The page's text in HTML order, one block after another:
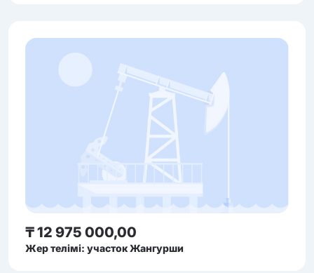
₸ 12 975 000,00
Жер телімі: участок Жангурши